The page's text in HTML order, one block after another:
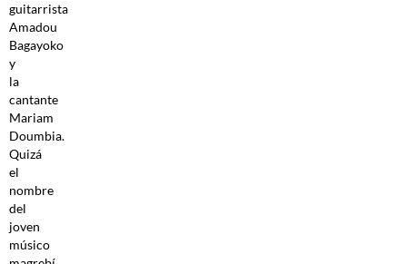
guitarrista
Amadou
Bagayoko
y
la
cantante
Mariam
Doumbia.
Quizá
el
nombre
del
joven
músico